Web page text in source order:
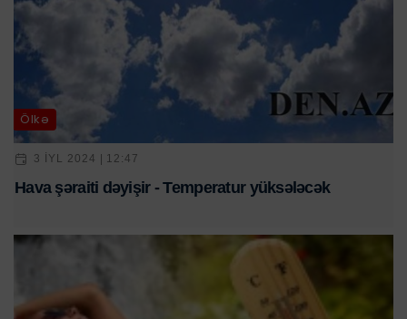
Ölkə
3 IYL 2024 | 12:47
Hava şəraiti dəyişir - Temperatur yüksələcək